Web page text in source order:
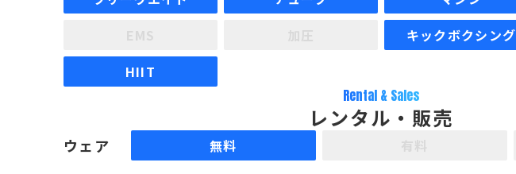
キックボクシング
HIIT
Rental & Sales
レンタル・販売
ウェア 無料